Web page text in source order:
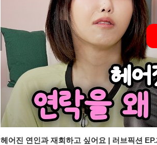
헤어진 연인과 재회하고 싶어요 | 러브픽션